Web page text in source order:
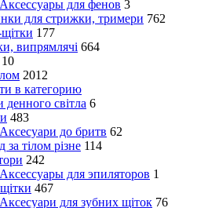
Аксессуары для фенов 3
для стрижки, тримери 762
177
випрямлячі 664
10
2012
в категорию
світла 6
483
Аксесуари до бритв 62
за тілом різне 114
242
Аксессуары для эпиляторов 1
467
Аксесуари для зубних щіток 76